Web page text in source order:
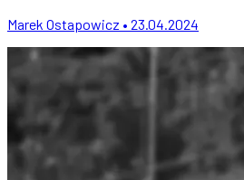
Marek Ostapowicz • 23.04.2024